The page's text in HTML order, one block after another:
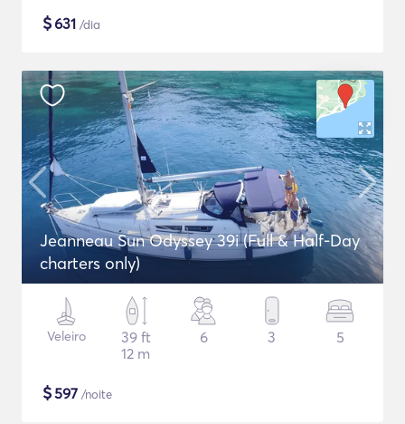
$631 /dia
Jeanneau Sun Odyssey 39i (Full & Half-Day
charters only)
Veleiro
39 ft
12 m
6 3 5
$597 /noite